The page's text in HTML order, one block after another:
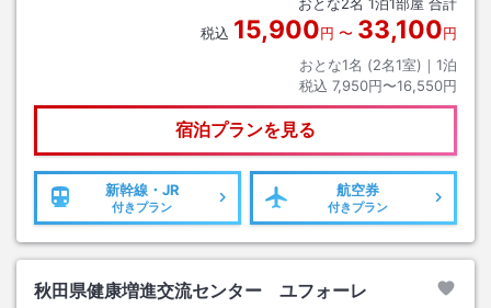
税込 15,900円 〜 33,100円
おとな1名 (2名1室)｜ 1泊
税込 7,950円〜16,550円
宿泊プランを見る
新幹線・JR
付きプラン
航空券
付きプラン
秋田県健康増進交流センター ユフォーレ